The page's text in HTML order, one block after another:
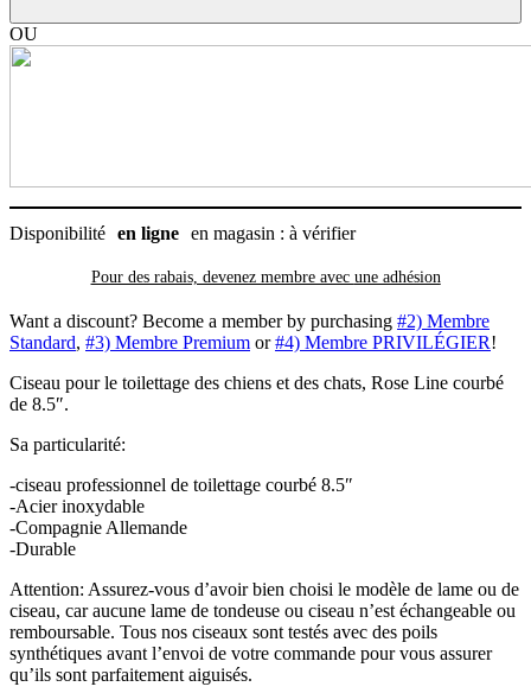
pour
le
OU
Disponibilité en ligne en magasin : à vérifier
Pour des rabais, devenez membre avec une adhésion
Want a discount? Become a member by purchasing #2) Membre
Standard, #3) Membre Premium or#4) Membre PRIVILÉGIER!
Ciseau pour le toilettage des chiens et des chats, Rose Line courbé
de 8.5″.
Sa particularité:
-ciseau professionnel de toilettage courbé 8.5″
-Acier inoxydable
-Compagnie Allemande
-Durable
Attention: Assurez-vous d’avoir bien choisi le modèle de lame ou de
ciseau, car aucune lame de tondeuse ou ciseau n’est échangeable ou
remboursable. Tous nos ciseaux sont testés avec des poils
synthétiques avant l’envoi de votre commande pour vous assurer
qu’ils sont parfaitement aiguisés.